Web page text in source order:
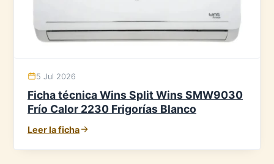
5 Jul 2026
Ficha técnica Wins Split Wins SMW9030
Frío Calor 2230 Frigorías Blanco
Leer la ficha